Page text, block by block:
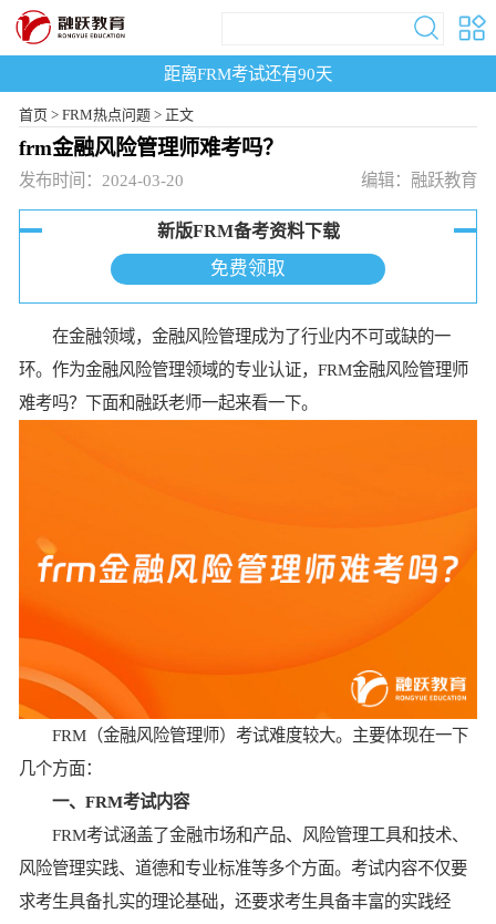
距离FRM考试还有90天
首页> FRM热点问题 > 正文
frm金融风险管理师难考吗？
发布时间：2024-03-20 编辑：融跃教育
新版FRM备考资料下载
免费领取
在金融领域，金融风险管理成为了行业内不可或缺的一
环。作为金融风险管理领域的专业认证，FRM金融风险管理师
难考吗？下面和融跃老师一起来看一下。
FRM（金融风险管理师）考试难度较大。主要体现在一下
几个方面：
一、FRM考试内容
FRM考试涵盖了金融市场和产品、风险管理工具和技术、
风险管理实践、道德和专业标准等多个方面。考试内容不仅要
求考生具备扎实的理论基础，还要求考生具备丰富的实践经